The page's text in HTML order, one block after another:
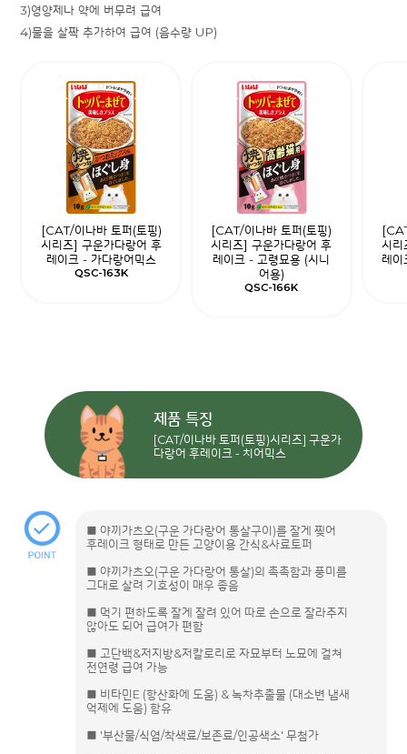
3)영양제나 약에 버무려 급여
4)물을 살짝 추가하여 급여 (음수량 UP)
[CAT/이나바 토퍼(토핑)
시리즈] 구운가다랑어 후
레이크 - 가다랑어믹스
QSC-163K
[CAT/이나바 토퍼(토핑)
시리즈] 구운가다랑어 후
레이크 - 고령묘용 (시니
어용)
QSC-166K
시리
레이
제품 특징
[CAT/이나바 토퍼(토핑)시리즈] 구운가
다랑어 후레이크 - 치어믹스
■ 야끼가츠오(구운 가다랑어 통살구이)를 잘게 찢어
후레이크 형태로 만든 고양이용 간식&사료토퍼
■ 야끼가츠오(구운 가다랑어 통살)의 촉촉함과 풍미를
그대로 살려 기호성이 매우 좋음
■ 먹기 편하도록 잘게 잘려 있어 따로 손으로 잘라주지
않아도 되어 급여가 편함
■ 고단백&저지방&저칼로리로 자묘부터 노묘에 걸쳐
전연령 급여 가능
■ 비타민E (항산화에 도움) & 녹차추출물 (대소변 냄새
억제에 도움) 함유
■ '부산물/식염/착색료/보존료/인공색소' 무첨가